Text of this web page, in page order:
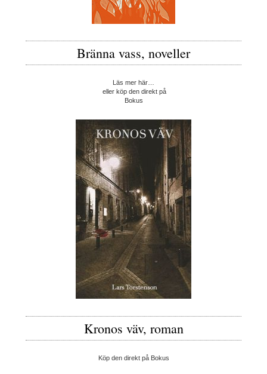
Bränna vass, noveller
Läs mer här…
eller köp den direkt på
Bokus
Kronos väv, roman
Köp den direkt på Bokus